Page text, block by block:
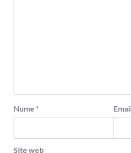
Nume * Email
Site web